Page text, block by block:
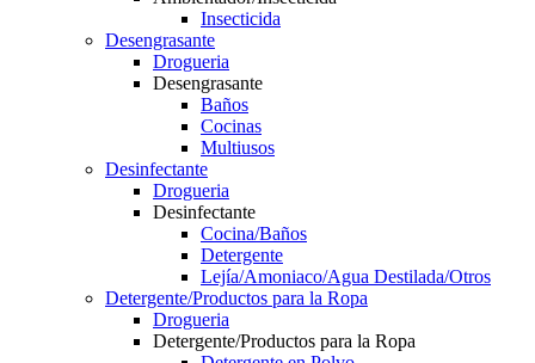
Insecticida
Desengrasante
Drogueria
Desengrasante
Baños
Cocinas
Multiusos
Desinfectante
Drogueria
Desinfectante
Cocina/Baños
Detergente
Lejía/Amoniaco/Agua Destilada/Otros
Detergente/Productos para la Ropa
Drogueria
Detergente/Productos para la Ropa